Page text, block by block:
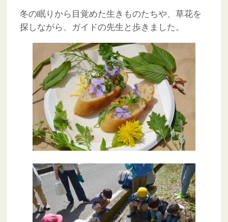
冬の眠りから目覚めた生きものたちや、草花を
探しながら、ガイドの先生と歩きました。